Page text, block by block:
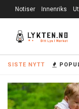
SISTE NYTT
Notiser Innenriks